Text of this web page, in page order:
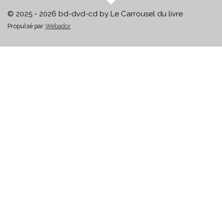
© 2025 - 2026 bd-dvd-cd by Le Carrousel du livre
Propulsé par Webador